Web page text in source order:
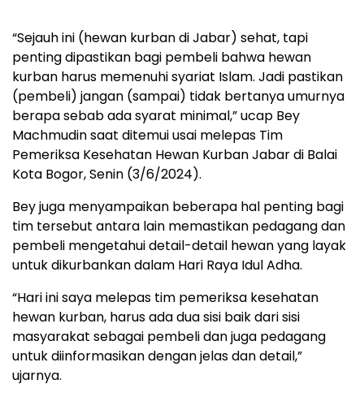
“Sejauh ini (hewan kurban di Jabar) sehat, tapi
penting dipastikan bagi pembeli bahwa hewan
kurban harus memenuhi syariat Islam. Jadi pastikan
(pembeli) jangan (sampai) tidak bertanya umurnya
berapa sebab ada syarat minimal,” ucap Bey
Machmudin saat ditemui usai melepas Tim
Pemeriksa Kesehatan Hewan Kurban Jabar di Balai
Kota Bogor, Senin (3/6/2024).
Bey juga menyampaikan beberapa hal penting bagi
tim tersebut antara lain memastikan pedagang dan
pembeli mengetahui detail-detail hewan yang layak
untuk dikurbankan dalam Hari Raya Idul Adha.
“Hari ini saya melepas tim pemeriksa kesehatan
hewan kurban, harus ada dua sisi baik dari sisi
masyarakat sebagai pembeli dan juga pedagang
untuk diinformasikan dengan jelas dan detail,”
ujarnya.